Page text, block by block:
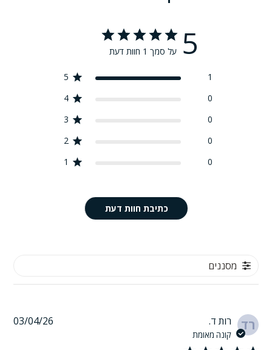
5 על סמך 1 חוות דעת
5
1
4
0
3
0
2
0
1
0
כתיבת חוות דעת
מסננים
רד רות ד.
קונה מאומת
03/04/26